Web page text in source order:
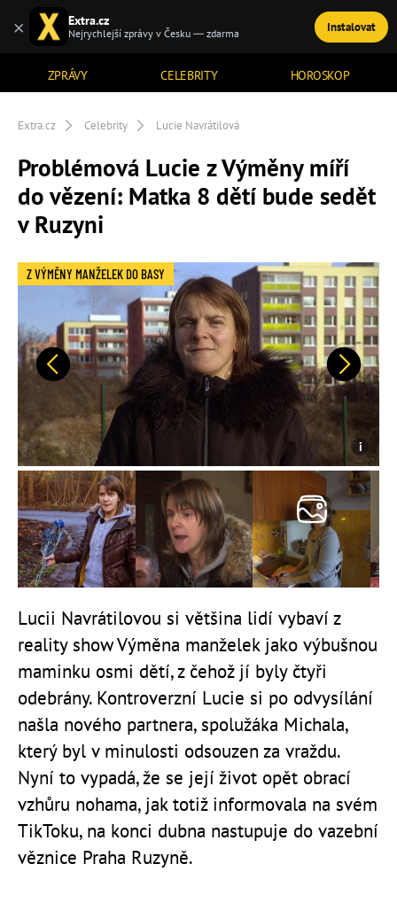
ZPRÁVY CELEBRITY HOROSKOP
TÉMATA
Extra.cz Celebrity Lucie Navrátilová
Problémová Lucie z Výměny míří
do vězení: Matka 8 dětí bude sedět
v Ruzyni
Předchozí Další
Z VÝMĚNY MANŽELEK DO BASY
Lucii Navrátilovou si většina lidí vybaví z
reality show Výměna manželek jako výbušnou
maminku osmi dětí, z čehož jí byly čtyři
odebrány. Kontroverzní Lucie si po odvysílání
našla nového partnera, spolužáka Michala,
který byl v minulosti odsouzen za vraždu.
Nyní to vypadá, že se její život opět obrací
vzhůru nohama, jak totiž informovala na svém
TikToku, na konci dubna nastupuje do vazební
věznice Praha Ruzyně.
× Extra.cz
Nejrychlejší zprávy v Česku — zdarma Instalovat